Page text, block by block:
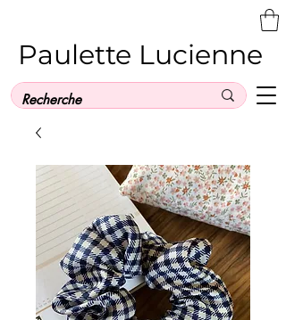
Paulette Lucienne